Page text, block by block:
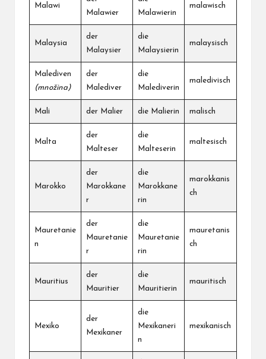
Malawi
Malawier
Malawierin
malawisch
Malaysia
der
Malaysier
die
Malaysierin
malaysisch
Malediven
(množina)
der
Malediver
die
Malediverin
maledivisch
Mali der Malier die Malierin malisch
Malta
der
Malteser
die
Malteserin
maltesisch
Marokko
der
Marokkane
r
die
Marokkane
rin
marokkanis
ch
Mauretanie
n
der
Mauretanie
r
die
Mauretanie
rin
mauretanis
ch
Mauritius
der
Mauritier
die
Mauritierin
mauritisch
Mexiko
der
Mexikaner
die
Mexikaneri
n
mexikanisch